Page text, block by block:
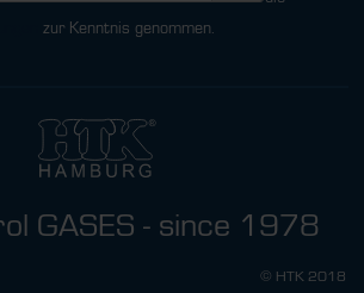
zur Kenntnis genommen.
GASES - since 1978
© HTK 2018